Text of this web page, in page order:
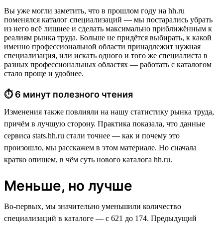
Вы уже могли заметить, что в прошлом году на hh.ru
поменялся каталог специализаций — мы постарались убрать
из него всё лишнее и сделать максимально приближённым к
реалиям рынка труда. Больше не придётся выбирать, к какой
именно профессиональной области принадлежит нужная
специализация, или искать одного и того же специалиста в
разных профессиональных областях — работать с каталогом
стало проще и удобнее.
⏱ 6 минут полезного чтения
Изменения также повлияли на нашу статистику рынка труда,
причём в лучшую сторону. Практика показала, что данные
сервиса stats.hh.ru стали точнее — как и почему это
произошло, мы расскажем в этом материале. Но сначала
кратко опишем, в чём суть нового каталога hh.ru.
Меньше, но лучше
Во-первых, мы значительно уменьшили количество
специализаций в каталоге — с 621 до 174. Предыдущий